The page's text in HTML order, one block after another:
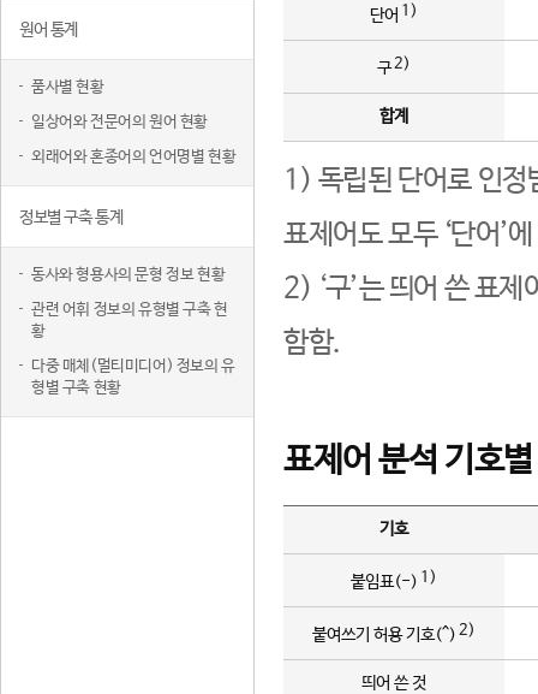
원어 통계
품사별 현황
일상어와 전문어의 원어 현황
외래어와 혼종어의 언어명별 현황
정보별 구축 통계
동사와 형용사의 문형 정보 현황
관련 어휘 정보의 유형별 구축 현
황
다중 매체(멀티미디어) 정보의 유
형별 구축 현황
단어 1)
구2)
합계
1) 독립된 단어로 인정
표제어도 모두 ‘단어’
2) ‘구’는 띄어 쓴 표
함함.
표제어 분석 기호
기호
붙임표(-) 1)
붙여쓰기 허용 기호(^) 2)
띄어 쓴 것